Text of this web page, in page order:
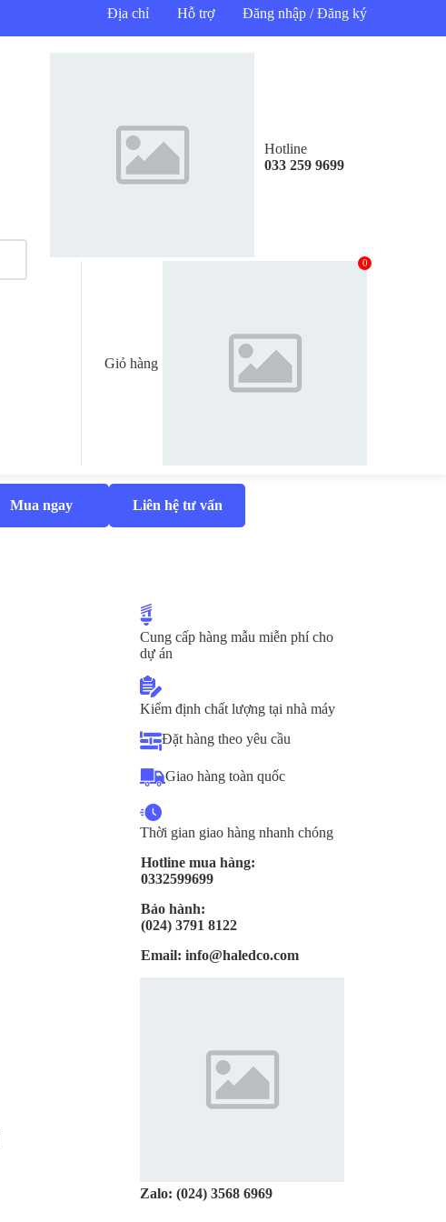
Địa chỉ Hỗ trợ Đăng nhập / Đăng ký
Hotline
033 259 9699
Giỏ hàng
0
Mua ngay Liên hệ tư vấn
Cung cấp hàng mẫu miễn phí cho
dự án
Kiểm định chất lượng tại nhà máy
Đặt hàng theo yêu cầu
Giao hàng toàn quốc
Thời gian giao hàng nhanh chóng
Hotline mua hàng:
0332599699
Bảo hành:
(024) 3791 8122
Email: info@haledco.com
Zalo: (024) 3568 6969